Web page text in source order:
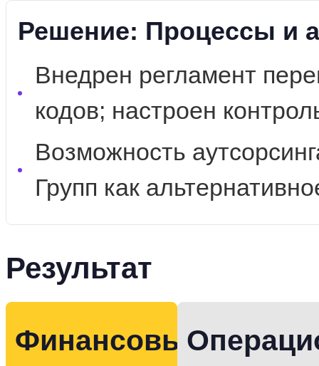
Решение: Процессы и
Внедрен регламент
кодов; настроен
Возможность
Групп как
Результат
Финансовый